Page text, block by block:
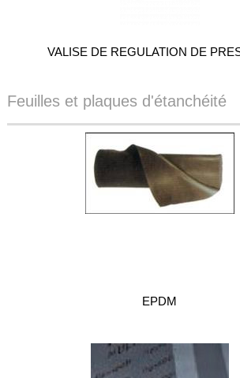
VALISE DE REGULATION DE
Feuilles et plaques d'étanchéité
EPDM